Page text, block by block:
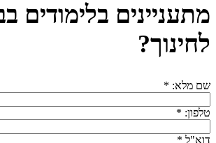
מתעניינים בלימודים
לחינוך?
שם מלא: *
טלפון: *
דוא"ל *